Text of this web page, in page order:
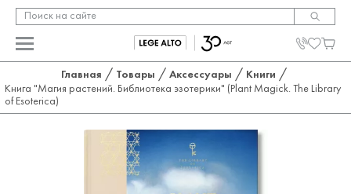
Главная / Товары / Аксессуары / Книги /
Книга "Магия растений. Библиотека эзотерики" (Plant Magick. The Library
of Esoterica)